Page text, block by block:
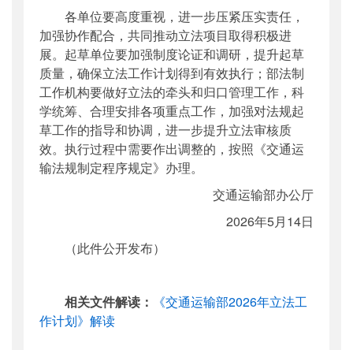
各单位要高度重视，进一步压紧压实责任，
加强协作配合，共同推动立法项目取得积极进
展。起草单位要加强制度论证和调研，提升起草
质量，确保立法工作计划得到有效执行；部法制
工作机构要做好立法的牵头和归口管理工作，科
学统筹、合理安排各项重点工作，加强对法规起
草工作的指导和协调，进一步提升立法审核质
效。执行过程中需要作出调整的，按照《交通运
输法规制定程序规定》办理。
交通运输部办公厅
2026年5月14日
（此件公开发布）
相关文件解读：
《交通运输部2026年立法工
作计划》解读